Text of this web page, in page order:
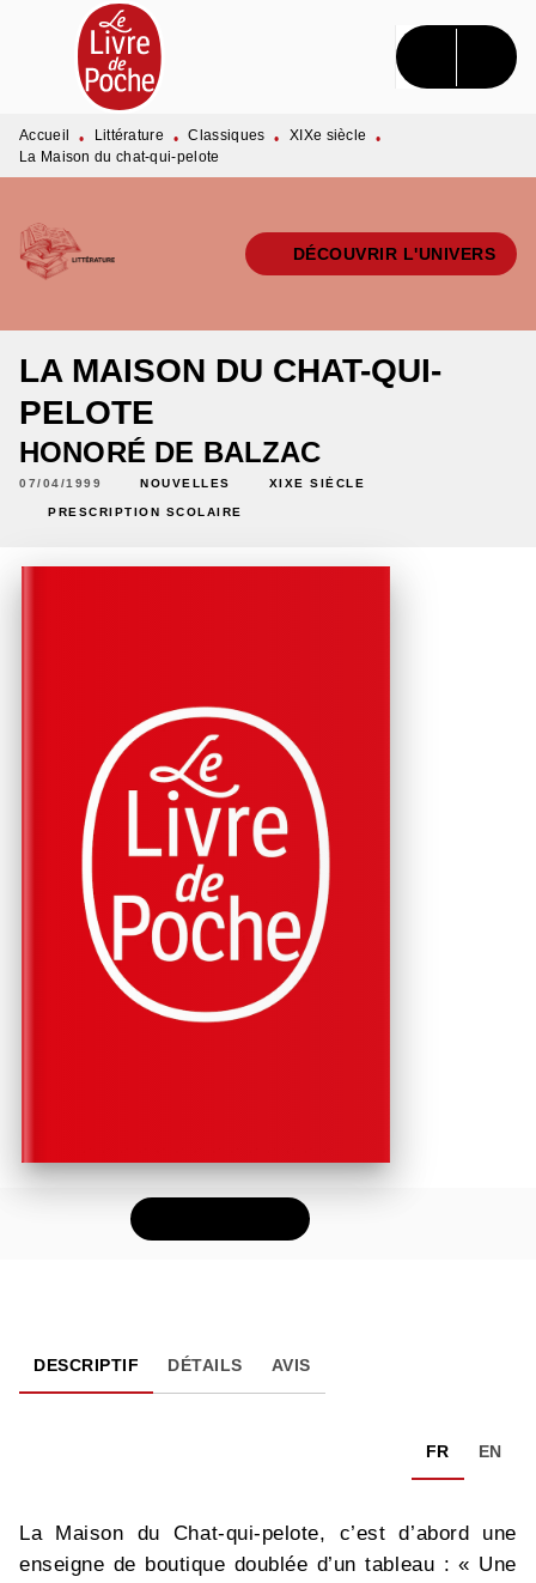
MENU RECHERCHE CONTENU
PIED DE PAGE
Accueil • Littérature • Classiques • XIXe siècle
•
La Maison du chat-qui-pelote
DÉCOUVRIR L'UNIVERS
LA MAISON DU CHAT-QUI-
PELOTE
HONORÉ DE BALZAC
07/04/1999 NOUVELLES XIXE SIÈCLE
PRESCRIPTION SCOLAIRE
DESCRIPTIF DÉTAILS AVIS
FR EN
La Maison du Chat-qui-pelote, c’est d’abord une
enseigne de boutique doublée d’un tableau : « Une